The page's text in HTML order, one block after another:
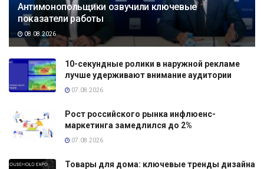
Антимонопольщики озвучили ключевые
показатели работы
08.08.2026
10-секундные ролики в наружной рекламе
лучше удерживают внимание аудитории
07.08.2026
Рост российского рынка инфлюенс-
маркетинга замедлился до 2%
07.08.2026
Товары для дома: ключевые тренды дизайна